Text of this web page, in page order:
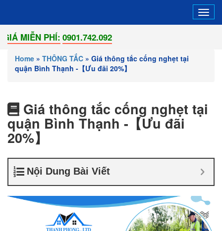
PHÍ:0901.742.092
Home » THÔNG TẮC » Giá thông tắc cống nghẹt tại
quận Bình Thạnh -【Ưu đãi 20%】
Giá thông tắc cống nghẹt tại
quận Bình Thạnh -【Ưu đãi
20%】
Nội Dung Bài Viết